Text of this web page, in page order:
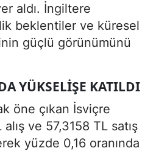
aldı. İngiltere
beklentiler ve küresel
güçlü görünümünü
YÜKSELIŞE KATILDI
öne çıkan İsviçre
ve 57,3158 TL satış
yüzde 0,16 oranında